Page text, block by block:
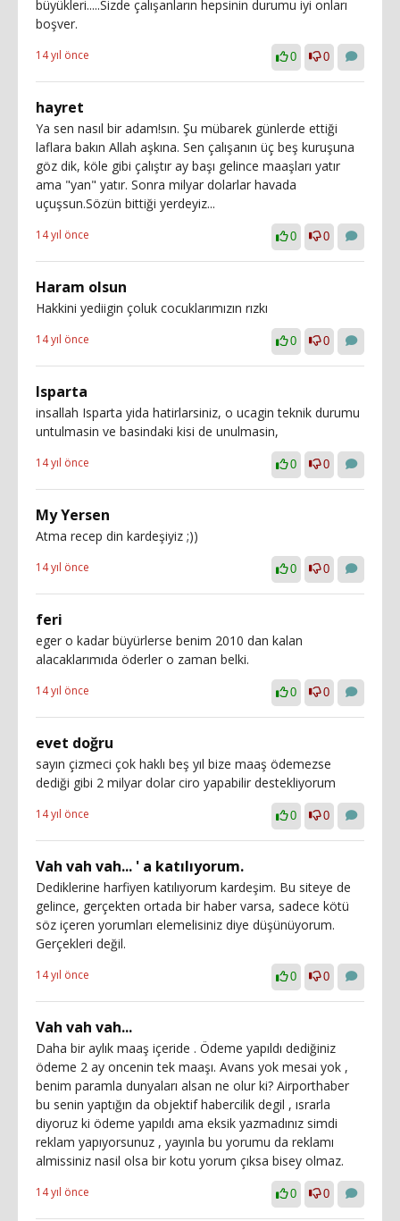
büyükleri.....Sizde çalışanların hepsinin durumu iyi onları
boşver.
14 yıl önce 0 0
hayret
Ya sen nasıl bir adam!sın. Şu mübarek günlerde ettiği
laflara bakın Allah aşkına. Sen çalışanın üç beş kuruşuna
göz dik, köle gibi çalıştır ay başı gelince maaşları yatır
ama "yan" yatır. Sonra milyar dolarlar havada
uçuşsun.Sözün bittiği yerdeyiz...
14 yıl önce 0 0
Haram olsun
Hakkini yediigin çoluk cocuklarımızın rızkı
14 yıl önce 0 0
Isparta
insallah Isparta yida hatirlarsiniz, o ucagin teknik durumu
untulmasin ve basindaki kisi de unulmasin,
14 yıl önce 0 0
My Yersen
Atma recep din kardeşiyiz ;))
14 yıl önce 0 0
feri
eger o kadar büyürlerse benim 2010 dan kalan
alacaklarımıda öderler o zaman belki.
14 yıl önce 0 0
evet doğru
sayın çizmeci çok haklı beş yıl bize maaş ödemezse
dediği gibi 2 milyar dolar ciro yapabilir destekliyorum
14 yıl önce 0 0
Vah vah vah... ' a katılıyorum.
Dediklerine harfiyen katılıyorum kardeşim. Bu siteye de
gelince, gerçekten ortada bir haber varsa, sadece kötü
söz içeren yorumları elemelisiniz diye düşünüyorum.
Gerçekleri değil.
14 yıl önce 0 0
Vah vah vah...
Daha bir aylık maaş içeride . Ödeme yapıldı dediğiniz
ödeme 2 ay oncenin tek maaşı. Avans yok mesai yok ,
benim paramla dunyaları alsan ne olur ki? Airporthaber
bu senin yaptığın da objektif habercilik degil , ısrarla
diyoruz ki ödeme yapıldı ama eksik yazmadınız simdi
reklam yapıyorsunuz , yayınla bu yorumu da reklamı
almissiniz nasil olsa bir kotu yorum çıksa bisey olmaz.
14 yıl önce 0 0